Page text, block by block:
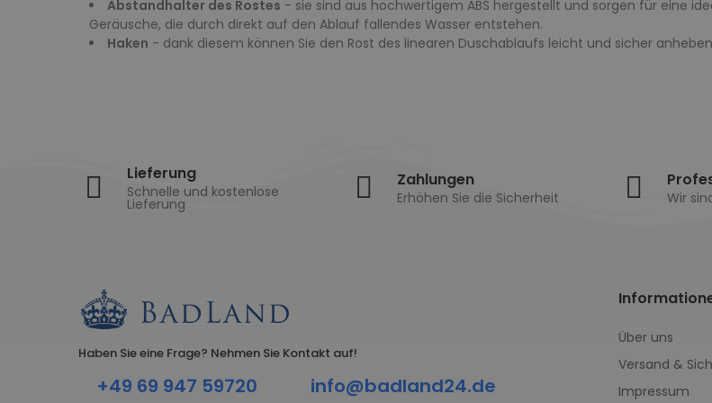
Abstandhalter des Rostes - sie sind aus hochwertigem ABS hergestellt und sorgen für eine
Geräusche, die durch direkt auf den Ablauf fallendes Wasser entstehen.
Haken - dank diesem können Sie den Rost des linearen Duschablaufs leicht und sicher
Lieferung
Schnelle und kostenlose
Lieferung
Zahlungen
Erhöhen Sie die Sicherheit Wir
Haben Sie eine Frage? Nehmen Sie Kontakt auf!
+49 69 947 59720 info@badland24.de
Über uns
Versand &
Impressum